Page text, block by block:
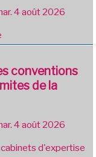
4 août 2026
conventions
de la
4 août 2026
d'expertise